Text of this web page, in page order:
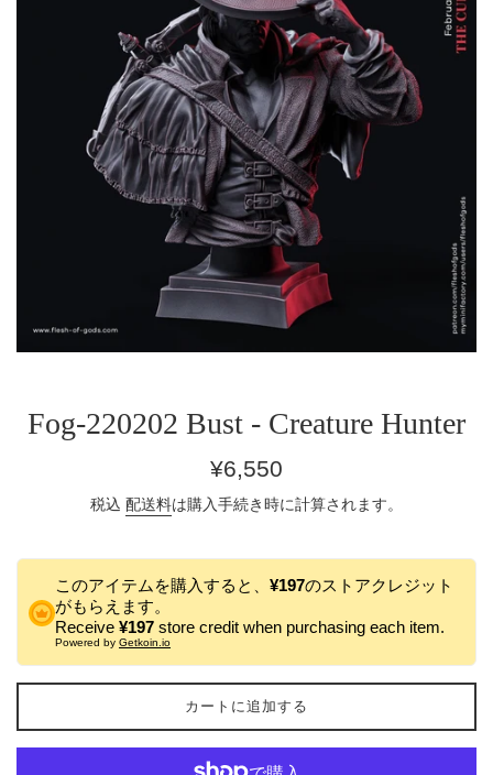
Fog-220202 Bust - Creature Hunter
通
価
¥6,550
税込 配送料は購入手続き時に計算されます。
このアイテムを購入すると、 ¥197のストアクレジット
がもらえます。
Receive ¥197 store credit when purchasing each item.
Powered by Getkoin.io
カートに追加する